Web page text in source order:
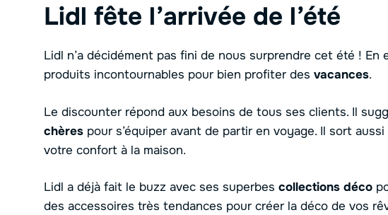
Lidl fête l’arrivée de l’été
Lidl n’a décidément pas fini de nous surprendre cet été ! En
produits incontournables pour bien profiter des vacances.
Le discounter répond aux besoins de tous ses clients. Il
chères pour s’équiper avant de partir en voyage. Il sort
votre confort à la maison.
Lidl a déjà fait le buzz avec ses superbes collections déco
des accessoires très tendances pour créer la déco de vos